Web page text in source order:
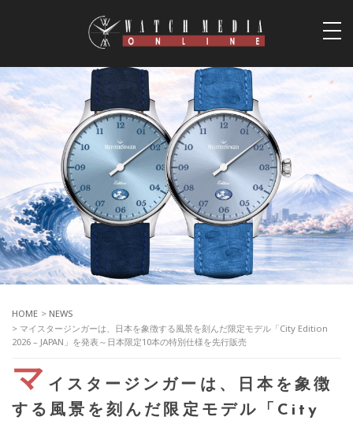
HOME > NEWS
> マイスタージンガーは、日本を象徴する風景を刻んだ限定モデル「City Edition
2026 – JAPAN」を発表～日本限定10本の特別仕様を先行販売
マ イスタージンガーは、日本を象徴
する風景を刻んだ限定モデル「City